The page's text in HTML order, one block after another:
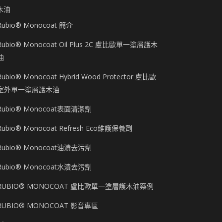
油
Monocoat 簡介
Monocoat Oil Plus 2C 盧比歐單一塗層護木
Monocoat Hybrid Wood Protector 盧比歐
外單一塗層護木油
Monocoat表面清潔劑
Monocoat Refresh Eco維護保養劑
Monocoat油漬去污劑
Monocoat水漬去污劑
MONOCOAT 盧比歐單一塗層護木油案例
MONOCOAT 影音專區